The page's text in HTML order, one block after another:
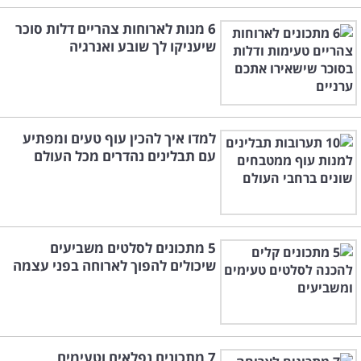
6 מנות לארוחות צהריים דלות סוכר
שיעניקו לך שובע ואנרגיה
למדו איך להכין עוף טעים ומפתיע
עם תבלינים נהדרים מכל העולם
5 מתכונים לסלטים משביעים
שיכולים להפוך לארוחה בפני עצמה